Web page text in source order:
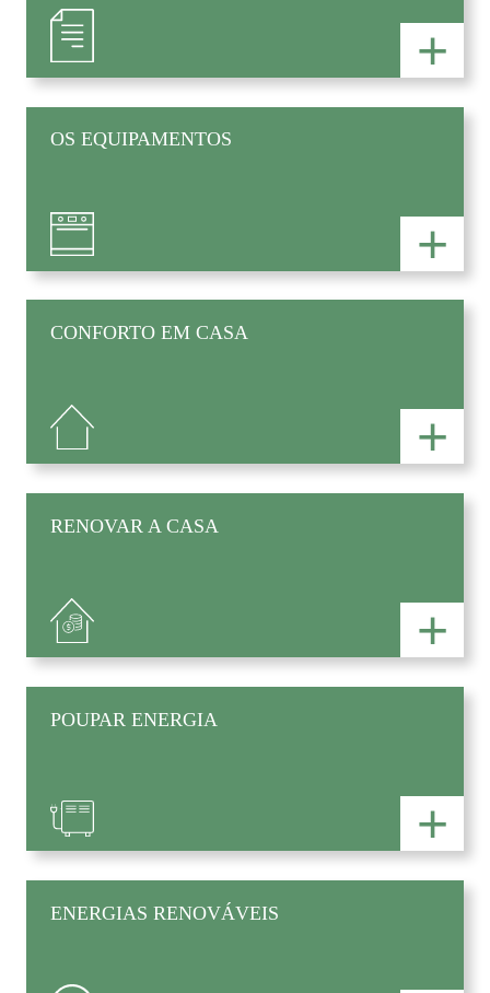
+
OS EQUIPAMENTOS
+
CONFORTO EM CASA
+
RENOVAR A CASA
+
POUPAR ENERGIA
+
ENERGIAS RENOVÁVEIS